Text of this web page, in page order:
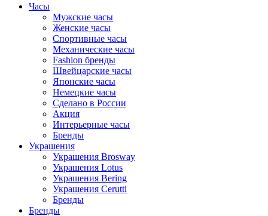
Часы
Мужские часы
Женские часы
Спортивные часы
Механические часы
Fashion бренды
Швейцарские часы
Японские часы
Немецкие часы
Сделано в России
Акция
Интерьерные часы
Бренды
Украшения
Украшения Brosway
Украшения Lotus
Украшения Bering
Украшения Cerutti
Бренды
Бренды